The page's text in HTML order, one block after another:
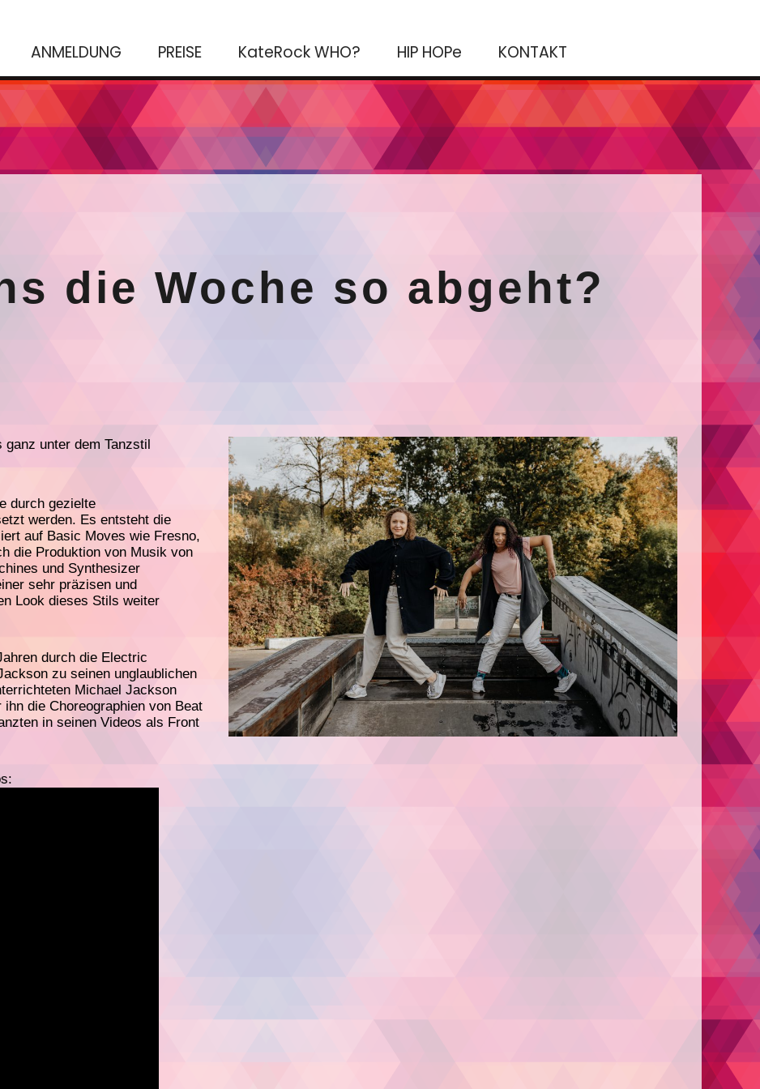
ANMELDUNG PREISE KateRock WHO? HIP HOPe KONTAKT
die Woche so abgeht?
unter dem Tanzstil
durch gezielte
werden. Es entsteht die
auf Basic Moves wie Fresno,
die Produktion von Musik von
und Synthesizer
sehr präzisen und
Look dieses Stils weiter
durch die Electric
zu seinen unglaublichen
Michael Jackson
die Choreographien von Beat
in seinen Videos als Front